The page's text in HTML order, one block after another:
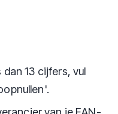
13 cijfers, vul